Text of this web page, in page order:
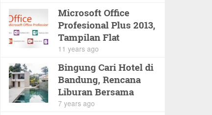
Microsoft Office
Profesional Plus 2013,
Tampilan Flat
Minimalis
11 years ago
Bingung Cari Hotel di
Bandung, Rencana
Liburan Bersama
Keluarga
7 years ago